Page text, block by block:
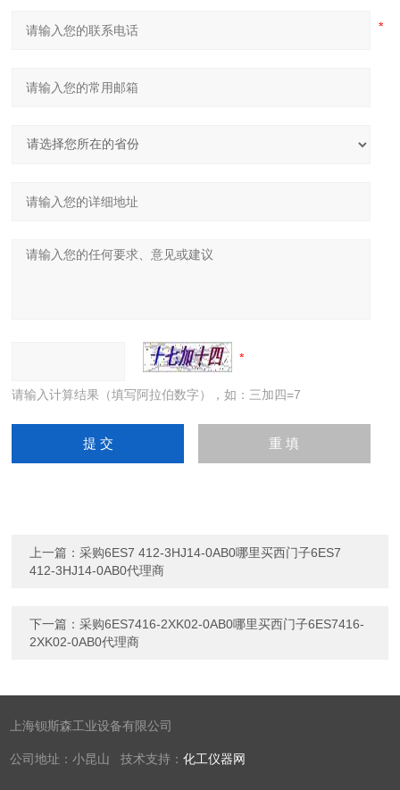
请输入计算结果（填写阿拉伯数字），如：三加四=7
上一篇：采购6ES7 412-3HJ14-0AB0哪里买西门子6ES7
412-3HJ14-0AB0代理商
下一篇：采购6ES7416-2XK02-0AB0哪里买西门子6ES7416-
2XK02-0AB0代理商
上海钡斯森工业设备有限公司
公司地址：小昆山 技术支持：化工仪器网